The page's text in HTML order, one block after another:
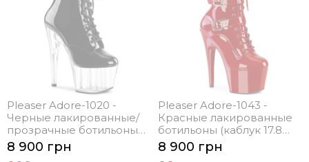
Pleaser Adore-1020 -
Черные лакированные/
прозрачные ботильоны
(каблук 17.8 см)
8 900 грн
Pleaser Adore-1043 -
Красные лакированные
ботильоны (каблук 17.8
см)
8 900 грн